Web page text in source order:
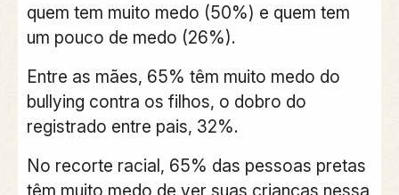
quem tem muito medo (50%) e quem tem
um pouco de medo (26%).
Entre as mães, 65% têm muito medo do
bullying contra os filhos, o dobro do
registrado entre pais, 32%.
No recorte racial, 65% das pessoas pretas
têm muito medo de ver suas crianças nessa